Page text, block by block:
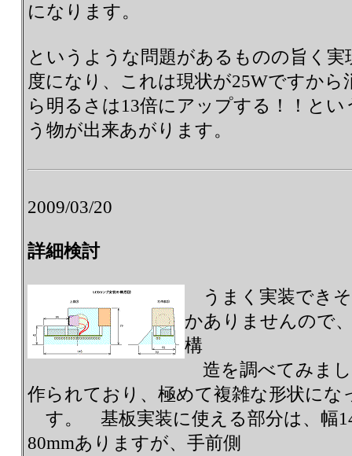
になります。
というような問題があるものの旨く実
度になり、これは現状が25Wですから
ら明るさは13倍にアップする！！と
う物が出来あがります。
2009/03/20
詳細検討
うまく実装でき
かありませんので
構
造を調べてみま
作られており、極めて複雑な形状にな
す。 基板実装に使える部分は、幅
80mmありますが、手前側